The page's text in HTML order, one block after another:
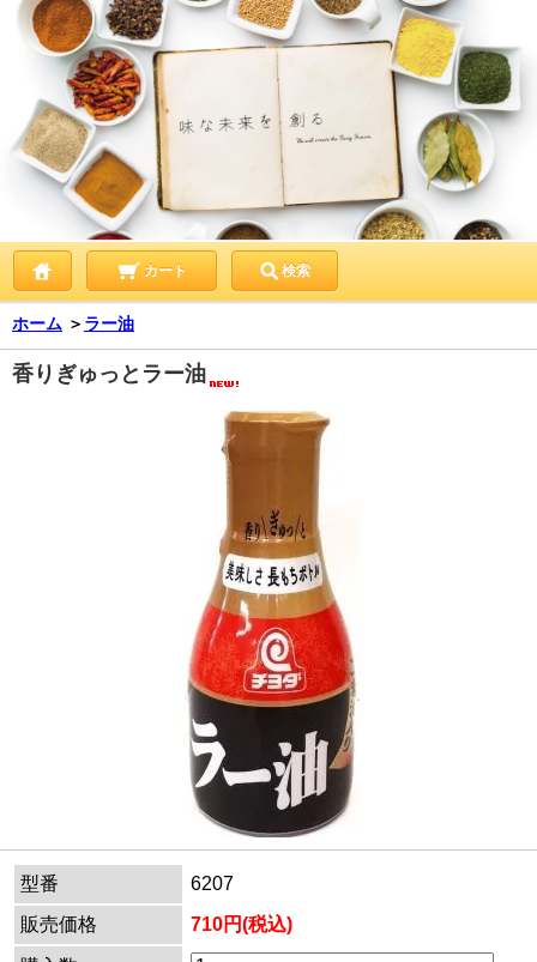
カート 検索
ホーム ＞ ラー油
香りぎゅっとラー油
型番
6207
販売価格
710円(税込)